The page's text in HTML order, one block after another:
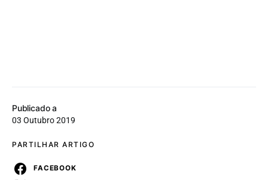
Publicado a
03 Outubro 2019
PARTILHAR ARTIGO
FACEBOOK